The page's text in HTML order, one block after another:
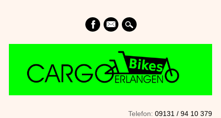
mail
Telefon:09131 / 94 10 379